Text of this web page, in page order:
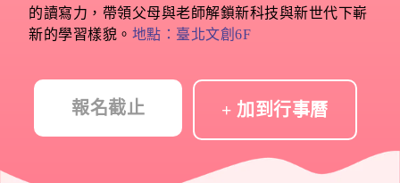
的讀寫力，帶領父母與老師解鎖新科技與新世代下嶄
新的學習樣貌。 地點：臺北文創6F
報名截止 + 加到行事曆